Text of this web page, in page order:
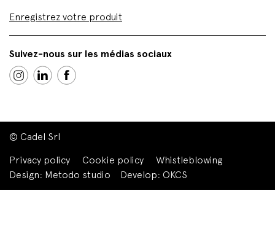
Enregistrez votre produit
Suivez-nous sur les médias sociaux
© Cadel Srl
Privacy policy
Cookie policy
Whistleblowing
Design: Metodo studio Develop: OKCS